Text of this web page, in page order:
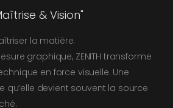
& Vision"
la matière.
graphique, ZENITH transforme
en force visuelle. Une
qu’elle devient souvent la source